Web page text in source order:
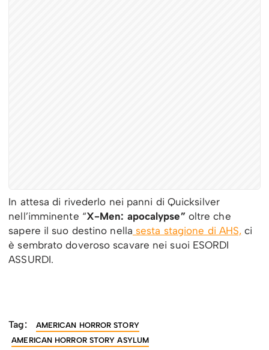
In attesa di rivederlo nei panni di Quicksilver
nell’imminente “X-Men: apocalypse”oltre che
sapere il suo destino nella sesta stagione di AHS, ci
è sembrato doveroso scavare nei suoi ESORDI
ASSURDI.
Tag:
AMERICAN HORROR STORY
AMERICAN HORROR STORY ASYLUM